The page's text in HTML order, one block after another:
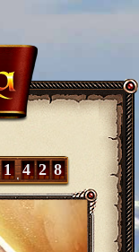
1 4 2 8